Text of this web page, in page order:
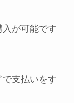
が可能です
支払いをす